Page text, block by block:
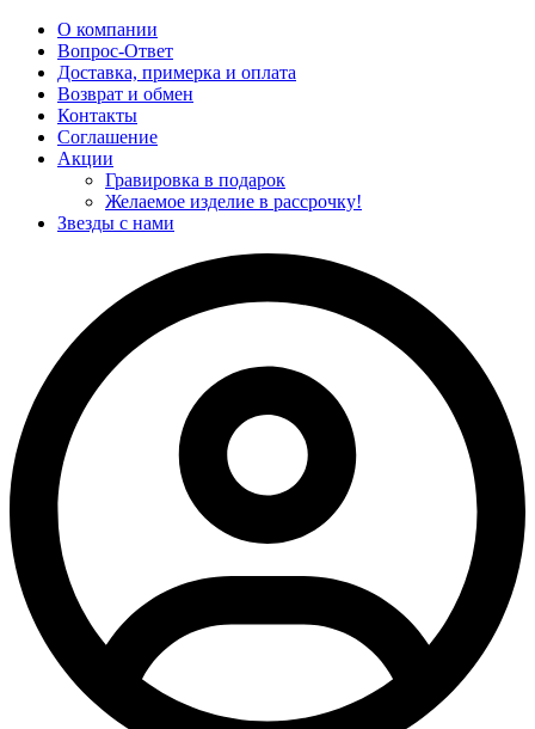
О компании
Вопрос-Ответ
Доставка, примерка и оплата
Возврат и обмен
Контакты
Соглашение
Акции
Гравировка в подарок
Желаемое изделие в рассрочку!
Звезды с нами